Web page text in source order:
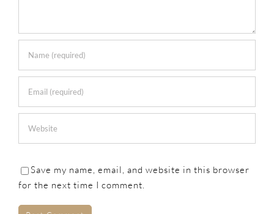
Save my name, email, and website in this browser
for the next time I comment.